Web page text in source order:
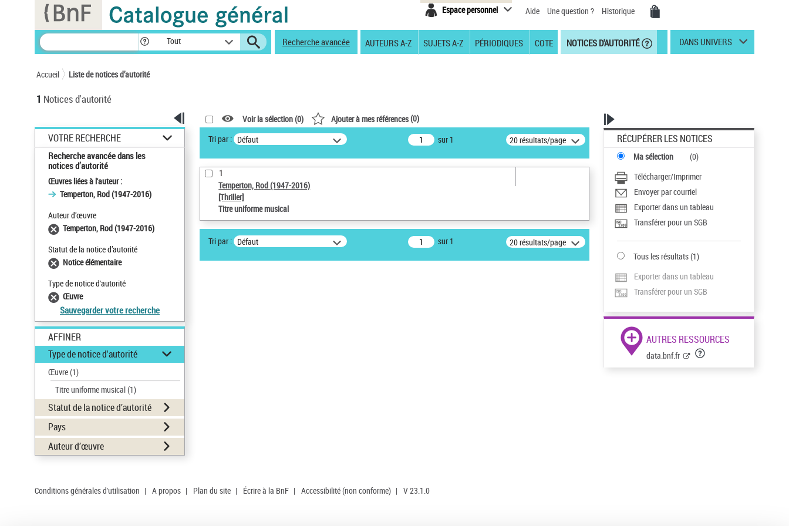
Espace personnel Aide Une question ? Historique
Tout Recherche avancée AUTEURS A-Z SUJETS A-Z PÉRIODIQUES COTE NOTICES D'AUTORITÉ DANS UNIVERS
Accueil Liste de notices d’autorité
1 Notices d'autorité
VOTRE RECHERCHE
Recherche avancée dans les
notices d’autorité
Œuvres liées à l'auteur :
Temperton, Rod (1947-2016)
Auteur d’œuvre
Temperton, Rod (1947-2016)
Statut de la notice d’autorité
Notice élémentaire
Type de notice d'autorité
Œuvre
Sauvegarder votre recherche
AFFINER
Type de notice d'autorité
Œuvre(1)
Titre uniforme musical(1)
Statut de la notice d’autorité
Pays
Auteur d’œuvre
Voir la sélection (0) Ajouter à mes références(0)
Tri par : Défaut sur 1 20 résultats/page
1
Temperton, Rod (1947-2016)
[Thriller]
Titre uniforme musical
Tri par : Défaut sur 1 20 résultats/page
RÉCUPÉRER LES NOTICES
Ma sélection (0)
Télécharger/Imprimer
Envoyer par courriel
Exporter dans un tableau
Transférer pour un SGB
Tous les résultats(1)
Exporter dans un tableau
Transférer pour un SGB
AUTRES RESSOURCES
data.bnf.fr
Conditions générales d'utilisation | A propos | Plan du site | Écrire à la BnF | Accessibilité (non conforme) | V 23.1.0
Panneau de gestion des cookies